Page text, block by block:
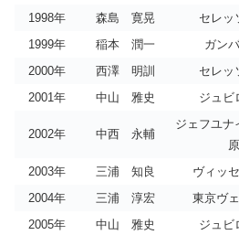
1998年
森島 寛晃
セレッ
1999年
稲本 潤一
ガン
2000年
西澤 明訓
セレッ
2001年
中山 雅史 ジュビ
2002年 中西 永輔
ジェフユナ
原
2003年
三浦 知良
ヴィッ
2004年
三浦 淳宏
東京ヴ
2005年
中山 雅史 ジュビ